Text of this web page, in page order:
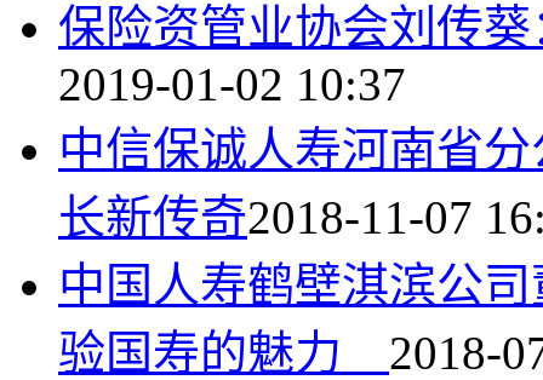
保险资管业协会刘传
2019-01-02 10:37
中信保诚人寿河南省
长新传奇2018-11-07
中国人寿鹤壁淇滨公
验国寿的魅力 2018-